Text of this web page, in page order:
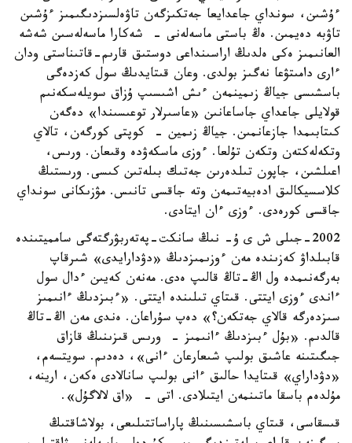
ءۇشىن، سونداي جاعدايعا جەتكىزگەن تاۋەلسىزدىگىمىز ءۇشىن
تاۋبە دەيمىن. ەڭ باستى ماسەلەنى - شەكارا ماسەلەسىن شەشە
العانىمىز ەكى ەلدىڭ اراسىنداعى دوستىق قارىم-قاتىناستى ودان
ءارى دامىتۋعا نەگىز بولدى. وعان قىتايدىڭ سول كەزدەگى
باسشىسى جياڭ زىمينمەن ءىش اشىسىپ ۇزاق سويلەسكەنىم
قولايلى جاعداي جاساعانىن «عاسىرلار توعىسىندا» دەگەن
كىتابىمدا جازعانمىن. جياڭ زىمين - كوپتى كورگەن، تالاي
وتكەلەكتەن وتكەن تۇلعا. ءوزى ماسكەۋدە وقىعان. ورىس،
اعىلشىن، جاپون تىلدەرىن جەتىك بىلەتىن كىسى. ورىستىڭ
كلاسسيكالىق ادەبيەتىمەن وتە جاقسى تانىس. مۋزىكانى سونداي
جاقسى كورەدى. ءوزى ءان ايتادى.
2002-جىلى ش ى ۇ- نىڭ سانكت-پەتەربۋرگتەگى سامميتىندە
قابىلداۋ كەزىندە مەن ءوزىمىزدىڭ «دۋدارايدى» شىرقاپ
بەرگەنىمدە ول اڭ-تاڭ قالىپ ەدى. مەنەن كەيىن ءدال سول
ءاندى ءوزى ايتتى. قىتاي تىلىندە ايتتى. «ءبىزدىڭ ءانىمىز
سىزدەرگە قالاي جەتكەن؟» دەپ سۇراعان. ەندى مەن اڭ-تاڭ
قالدىم. «بۇل ءبىزدىڭ ءانىمىز - ورىس قىزىنىڭ قازاق
جىگىتىنە عاشىق بولىپ شىعارعان ءانى»، دەدىم. سويتسەم،
«دۋداراي» قىتايدا حالىق ءانى بولىپ سانالادى ەكەن، ارينە،
مۇلدەم باسقا ماتىنمەن ايتىلادى. اتى - «اق لالاگۇل».
قىسقاسى، قىتاي باسشىسىنىڭ پاراساتتىلىعى، بولاشاقتىڭ